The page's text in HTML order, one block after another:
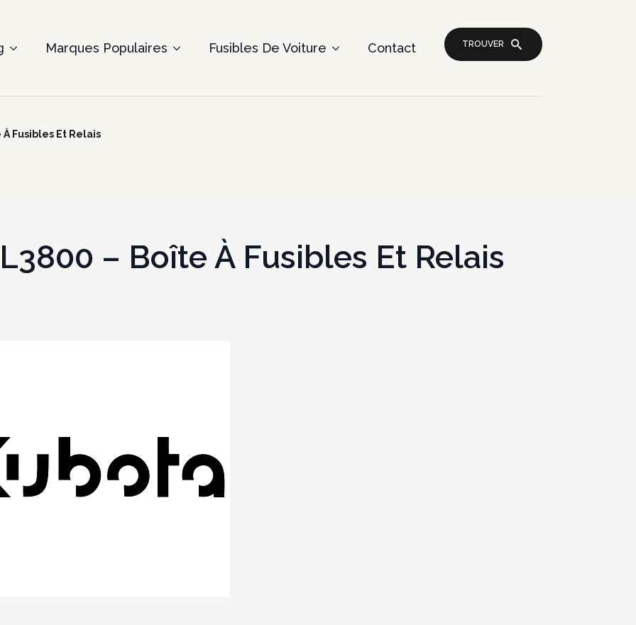
Marques Populaires Fusibles De Voiture Contact TROUVER
Fusibles Et Relais
– Boîte À Fusibles Et Relais